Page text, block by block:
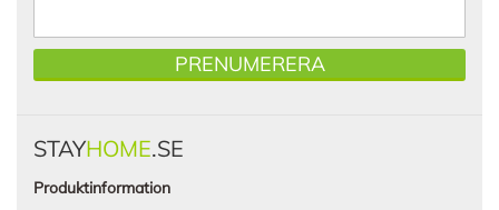
PRENUMERERA
STAYHOME.SE
Produktinformation